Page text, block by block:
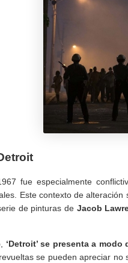
fue especialmente
Este contexto de
de pinturas de Jacob
‘Detroit’ se presenta a modo
se pueden apreciar